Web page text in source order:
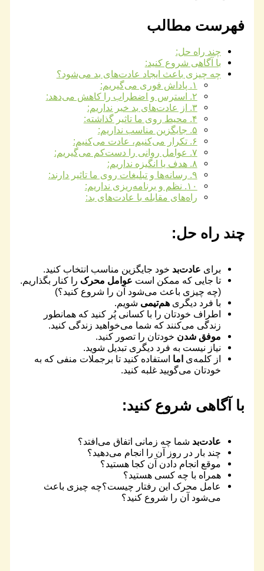
فهرست مطالب
چند راه حل:
با آگاهی شروع کنید:
چه چیزی باعث ایجاد عادت‌های بد می‌شود؟
۱. پاداش فوری می‌گیریم:
۲. استرس و اضطراب را کاهش می‌دهد:
۳. از عادت‌های بد خبر نداریم:
۴. محیط روی ما تاثیر گذاشته:
۵. جایگزین مناسب نداریم:
۶. تکرار می‌کنیم، عادت می‌کنیم:
۷. عوامل روانی را دست‌کم می‌گیریم:
۸. هدف یا انگیزه نداریم:
۹. رسانه‌ها و تبلیغات روی ما تاثیر دارند:
۱۰. نظم و برنامه‌ریزی نداریم:
راه‌های مقابله با عادت‌های بد:
چند راه حل:
برای عادت‌بد خود جایگزین مناسب انتخاب کنید.
تا جایی که ممکن است عوامل محرک را کنار بگذاریم.
(چه چیزی باعث می‌شود آن را شروع کنید؟)
با فرد دیگریهم‌تیمی شویم.
اطراف خودتان را با کسانی پُر کنید که همانطور
زندگی می‌کنند که شما می‌خواهید زندگی کنید.
موفق شدن خودتان را تصور کنید.
نیاز نیست به فرد دیگری تبدیل شوید.
از کلمه‌یاما استفاده کنید تا برجملات منفی که به
خودتان می‌گویید غلبه کنید.
با آگاهی شروع کنید:
عادت‌بد شما چه زمانی اتفاق می‌افتد؟
چند بار در روز آن را انجام می‌دهید؟
موقع انجام دادن آن کجا هستید؟
همراه با چه کسی هستید؟
عامل محرک این رفتار چیست؟چه چیزی باعث
می‌شود آن را شروع کنید؟